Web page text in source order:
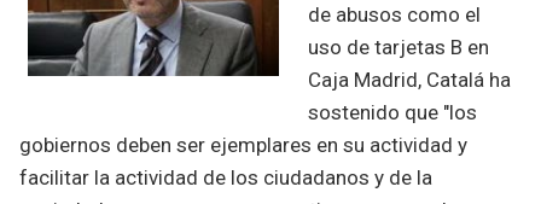
de abusos como el
uso de tarjetas B en
Caja Madrid, Catalá ha
sostenido que "los
gobiernos deben ser ejemplares en su actividad y
facilitar la actividad de los ciudadanos y de la